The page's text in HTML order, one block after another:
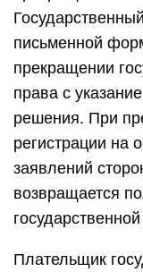
письменной
прекращении
права с
решения. При
регистрации на
заявлений
возвращается
Плательщик